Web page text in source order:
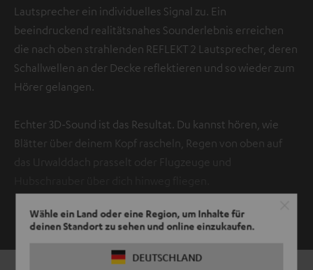
Wähle ein Land oder eine Region, um Inhalte für
deinen Standort zu sehen und online einzukaufen.
DEUTSCHLAND
Lautsprecher ein individuelles Signal zu. Ein
beeindruckend realitätsnahes Sounderlebnis erreichen
die nach oben strahlenden REFLEKT 2 Lautsprecher, deren
Schallwellen an der Decke reflektieren und so wieder zum
Hörer gelangen.
Echter 3D-Sound ist das Resultat. Du kannst hören, wie
Blätter über deinem Kopf rascheln, Regen von oben auf
das Urwalddach prasselt oder Flugzeuge und
ZEIGE MIR MEHR